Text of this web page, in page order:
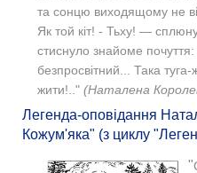
та сонцю виходящому не
Як той кіт! - Тьху! —
стиснуло знайоме почуття:
безпросвітний... Така
жити!.." (Наталена
Легенда-оповідання
Кожум'яка" (з циклу
"